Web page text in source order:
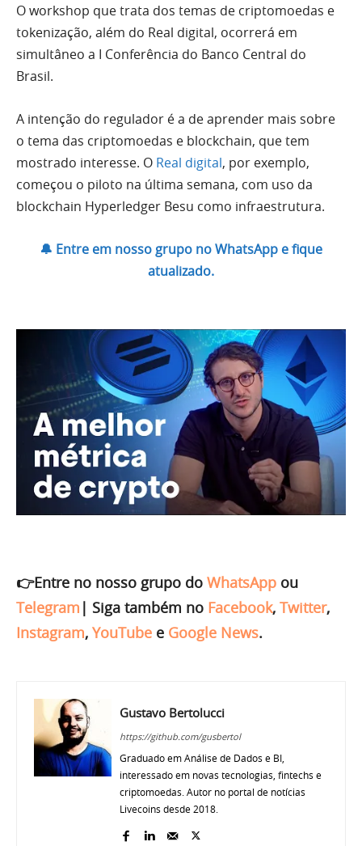
O workshop que trata dos temas de criptomoedas e
tokenização, além do Real digital, ocorrerá em
simultâneo a I Conferência do Banco Central do
Brasil.
A intenção do regulador é a de aprender mais sobre
o tema das criptomoedas e blockchain, que tem
mostrado interesse. O Real digital, por exemplo,
começou o piloto na última semana, com uso da
blockchain Hyperledger Besu como infraestrutura.
🔔 Entre em nosso grupo no WhatsApp e fique
atualizado.
👉Entre no nosso grupo do WhatsApp ou
Telegram | Siga também no Facebook, Twitter,
Instagram, YouTube e Google News.
Gustavo Bertolucci
https://github.com/gusbertol
Graduado em Análise de Dados e BI,
interessado em novas tecnologias, fintechs e
criptomoedas. Autor no portal de notícias
Livecoins desde 2018.